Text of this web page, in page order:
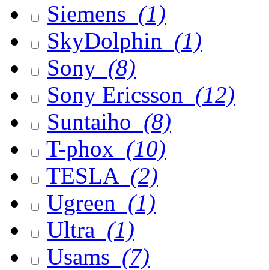
Siemens (1)
SkyDolphin (1)
Sony (8)
Sony Ericsson (12)
Suntaiho (8)
T-phox (10)
TESLA (2)
Ugreen (1)
Ultra (1)
Usams (7)